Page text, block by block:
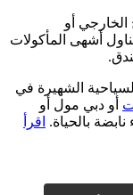
أو
أشهى المأكولات
الشهيرة في
أو دبي مول أو
نابضة بالحياة. اقرأ